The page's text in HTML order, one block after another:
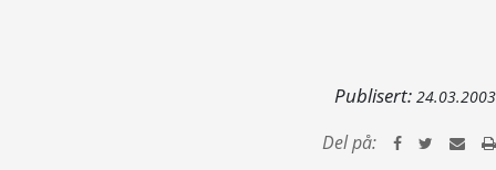
Publisert: 24.03.2003
Del på: